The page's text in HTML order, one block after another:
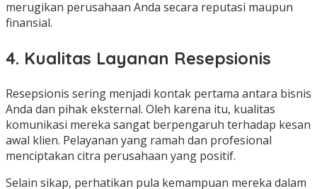
merugikan perusahaan Anda secara reputasi maupun
finansial.
4. Kualitas Layanan Resepsionis
Resepsionis sering menjadi kontak pertama antara bisnis
Anda dan pihak eksternal. Oleh karena itu, kualitas
komunikasi mereka sangat berpengaruh terhadap kesan
awal klien. Pelayanan yang ramah dan profesional
menciptakan citra perusahaan yang positif.
Selain sikap, perhatikan pula kemampuan mereka dalam